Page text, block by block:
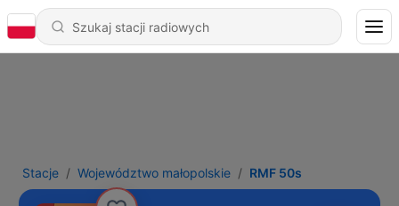
Stacje Województwo małopolskie RMF 50s